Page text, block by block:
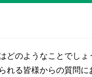
どのようなことでしょ
れる皆様からの質問